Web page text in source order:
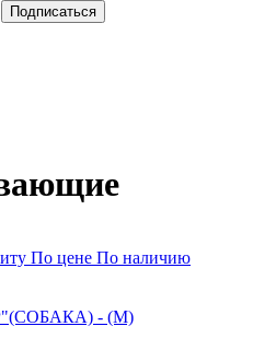
По цене По наличию
- (М)